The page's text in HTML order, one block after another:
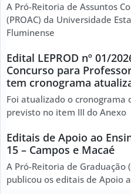
A Pró-Reitoria de Assuntos
(PROAC) da Universidade
Fluminense
Edital LEPROD nº 01/
Concurso para
tem cronograma
Foi atualizado o cronograma
previsto no item III do Anexo
Editais de Apoio ao
15 – Campos e Macaé
A Pró-Reitoria de Graduação
publicou os editais de Apoio